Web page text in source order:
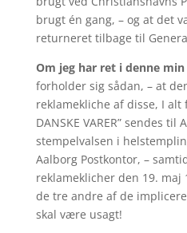
brugt én gang, – og at det
returneret tilbage til
Om jeg har ret i denne
forholder sig sådan, – at
reklamekliche af disse, I alt
DANSKE VARER” sendes
stempelvalsen i
Aalborg Postkontor, –
reklameklicher den 19. maj
de tre andre af de
skal være usagt!